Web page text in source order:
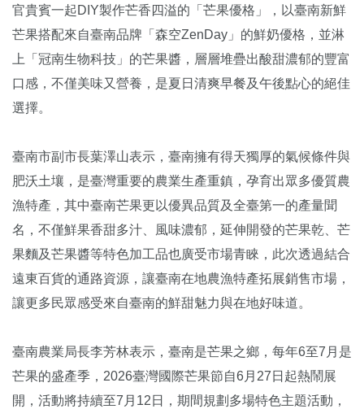
官貴賓一起DIY製作芒香四溢的「芒果優格」，以臺南新鮮
芒果搭配來自臺南品牌「森空ZenDay」的鮮奶優格，並淋
上「冠南生物科技」的芒果醬，層層堆疊出酸甜濃郁的豐富
口感，不僅美味又營養，是夏日清爽早餐及午後點心的絕佳
選擇。
臺南市副市長葉澤山表示，臺南擁有得天獨厚的氣候條件與
肥沃土壤，是臺灣重要的農業生產重鎮，孕育出眾多優質農
漁特產，其中臺南芒果更以優異品質及全臺第一的產量聞
名，不僅鮮果香甜多汁、風味濃郁，延伸開發的芒果乾、芒
果麵及芒果醬等特色加工品也廣受市場青睞，此次透過結合
遠東百貨的通路資源，讓臺南在地農漁特產拓展銷售市場，
讓更多民眾感受來自臺南的鮮甜魅力與在地好味道。
臺南農業局長李芳林表示，臺南是芒果之鄉，每年6至7月是
芒果的盛產季，2026臺灣國際芒果節自6月27日起熱鬧展
開，活動將持續至7月12日，期間規劃多場特色主題活動，